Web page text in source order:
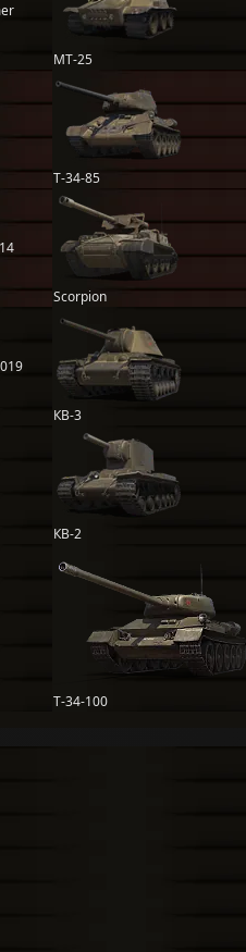
МТ-25
Т-34-85
Scorpion
КВ-3
КВ-2
Т-34-100